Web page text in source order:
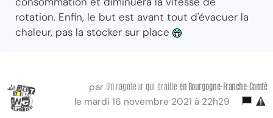
rotation. Enfin, le but est avant tout d'évacuer la
chaleur, pas la stocker sur place
par Un ragoteur qui draille en Bourgogne-Franche-Comté
le mardi 16 novembre 2021 à 22h29